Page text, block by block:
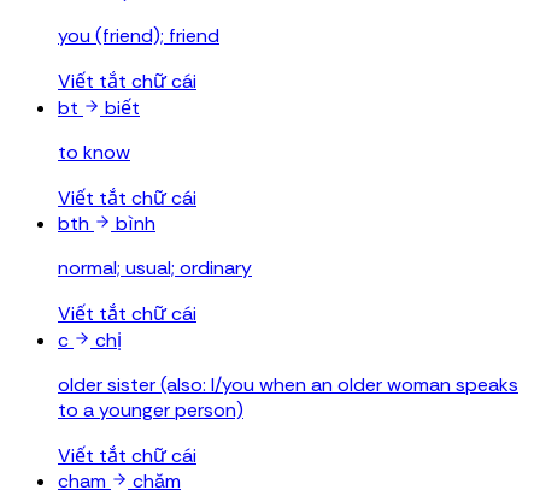
you (friend); friend
Viết tắt chữ cái
bt
biết
to know
Viết tắt chữ cái
bth
bình
normal; usual; ordinary
Viết tắt chữ cái
c
chị
older sister (also: I/you when an older woman speaks
to a younger person)
Viết tắt chữ cái
cham
chăm